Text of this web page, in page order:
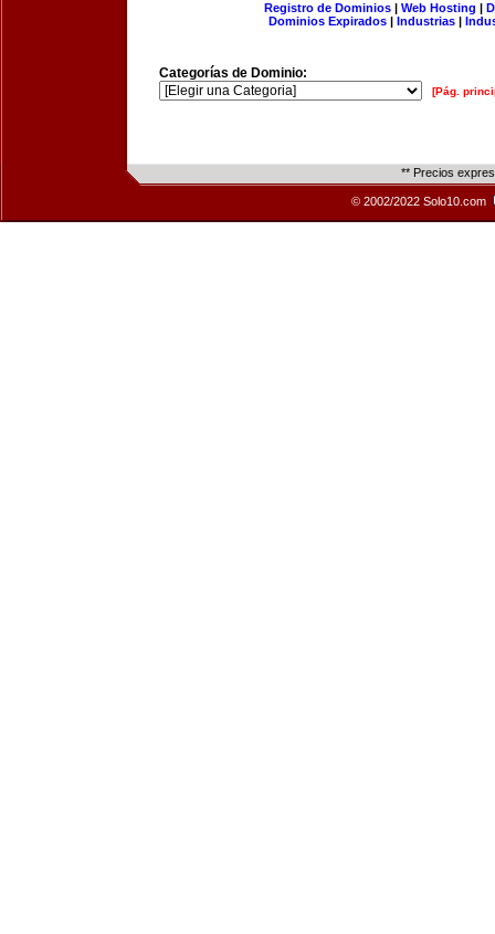
Registro de Dominios| Web Hosting |
Dominios Expirados | Industrias |
Categorías de Dominio:
[Pág.
** Precios
© 2002/2022 Solo10.com